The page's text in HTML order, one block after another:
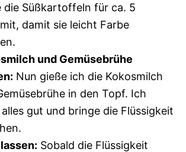
die Süßkartoffeln für ca. 5
damit sie leicht Farbe
und Gemüsebrühe
Nun gieße ich die Kokosmilch
in den Topf. Ich
gut und bringe die Flüssigkeit
Sobald die Flüssigkeit